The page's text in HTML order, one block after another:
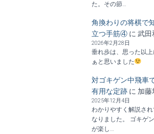
た。その節…
角換わりの将棋で
立つ手筋④に 武田
2026年2月28日
垂れ歩は、思った以
ぁと思いました
対ゴキゲン中飛車
有用な定跡に 加藤
2025年12月4日
わかりやすく解説さ
なりました。 ゴキゲ
が楽し…